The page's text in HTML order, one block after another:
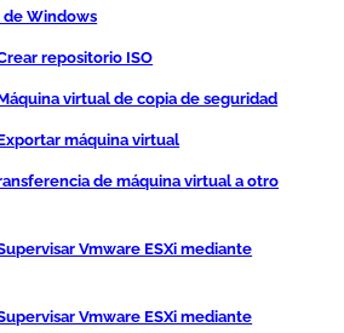
Windows
repositorio ISO
virtual de copia de seguridad
máquina virtual
de máquina virtual a otro
Vmware ESXi mediante
Vmware ESXi mediante